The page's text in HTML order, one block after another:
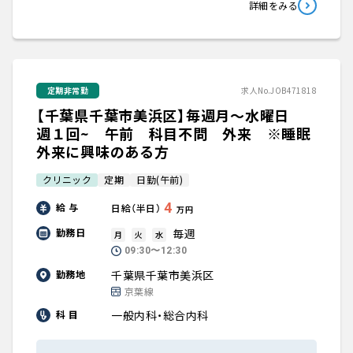
詳細をみる
定期非常勤 求人No.JOB471818
【千葉県千葉市美浜区】毎週月～水曜日
週１回~ 午前 科目不問 外来 ※睡眠
外来に興味のある方
クリニック 定期 日勤(午前)
給 与 日給（半日） 4 万円
勤務日 月 火 水 毎週
09:30〜12:30
勤務地 千葉県千葉市美浜区
京葉線
科 目
一般内科・総合内科